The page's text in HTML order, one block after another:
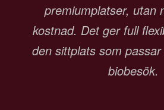
premiumplatser, utan
kostnad. Det ger full
den sittplats som
biobesök.